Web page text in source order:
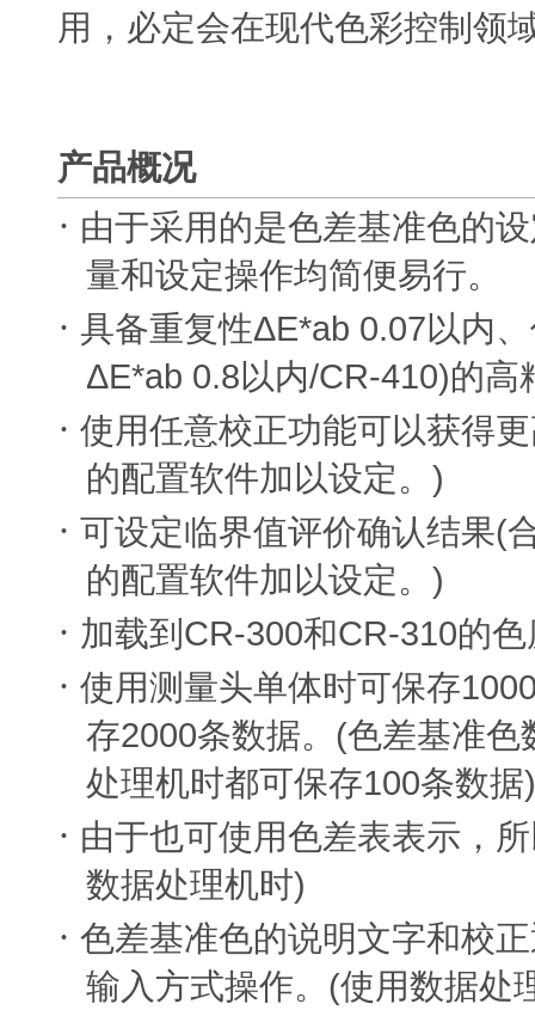
用，必定会在现代色彩控制领
产品概况
· 由于采用的是色差基准色的
量和设定操作均简便易行。
· 具备重复性ΔE*ab 0.07以内
ΔE*ab 0.8以内/CR-410)的高
· 使用任意校正功能可以获得
的配置软件加以设定。 )
· 可设定临界值评价确认结果(
的配置软件加以设定。 )
· 加载到 CR-300和CR-310的
· 使用测量头单体时可保存
存2000条数据。 (色差基准色
处理机时都可保存100条数据)
· 由于也可使用色差表表示，
数据处理机时)
· 色差基准色的说明文字和校
输入方式操作。 (使用数据处